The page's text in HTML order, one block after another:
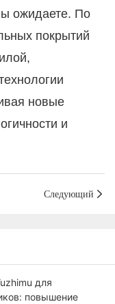
ожидаете. По
покрытий
новые
и
Следующий
для
повышение